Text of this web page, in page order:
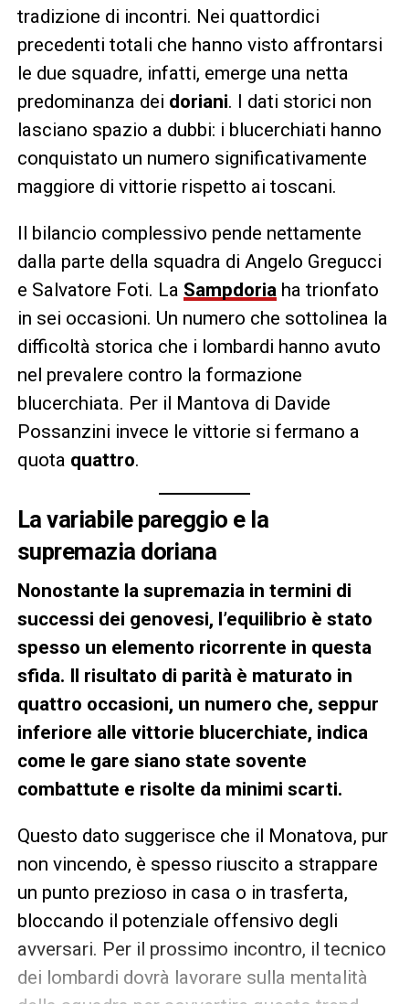
tradizione di incontri. Nei quattordici
precedenti totali che hanno visto affrontarsi
le due squadre, infatti, emerge una netta
predominanza dei doriani. I dati storici non
lasciano spazio a dubbi: i blucerchiati hanno
conquistato un numero significativamente
maggiore di vittorie rispetto ai toscani.
Il bilancio complessivo pende nettamente
dalla parte della squadra di Angelo Gregucci
e Salvatore Foti. La Sampdoria ha trionfato
in sei occasioni. Un numero che sottolinea la
difficoltà storica che i lombardi hanno avuto
nel prevalere contro la formazione
blucerchiata. Per il Mantova di Davide
Possanzini invece le vittorie si fermano a
quota quattro.
La variabile pareggio e la
supremazia doriana
Nonostante la supremazia in termini di
successi dei genovesi, l’equilibrio è stato
spesso un elemento ricorrente in questa
sfida. Il risultato di parità è maturato in
quattro occasioni, un numero che, seppur
inferiore alle vittorie blucerchiate, indica
come le gare siano state sovente
combattute e risolte da minimi scarti.
Questo dato suggerisce che il Monatova, pur
non vincendo, è spesso riuscito a strappare
un punto prezioso in casa o in trasferta,
bloccando il potenziale offensivo degli
avversari. Per il prossimo incontro, il tecnico
dei lombardi dovrà lavorare sulla mentalità